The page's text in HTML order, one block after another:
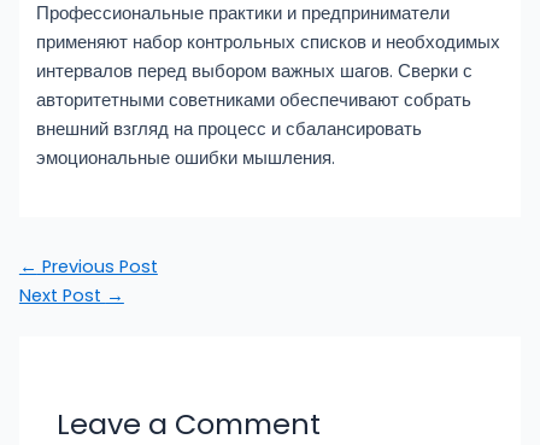
Профессиональные практики и предприниматели
применяют набор контрольных списков и необходимых
интервалов перед выбором важных шагов. Сверки с
авторитетными советниками обеспечивают собрать
внешний взгляд на процесс и сбалансировать
эмоциональные ошибки мышления.
← Previous Post
Next Post →
Leave a Comment